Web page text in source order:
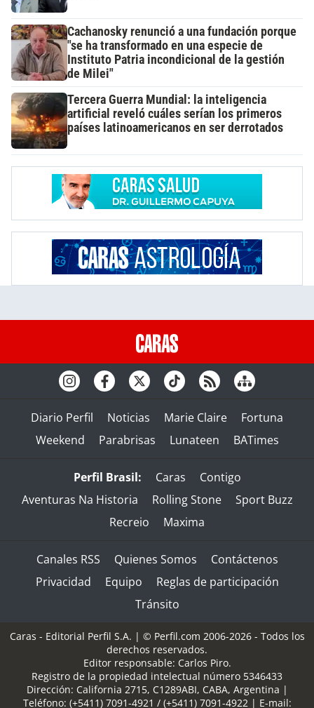
Cachanosky renunció a una fundación porque
"se ha transformado en una especie de
Instituto Patria incondicional de la gestión
de Milei"
Tercera Guerra Mundial: la inteligencia
artificial reveló cuáles serían los primeros
países latinoamericanos en ser derrotados
Diario Perfil Noticias Marie Claire
Fortuna
Weekend
Parabrisas Lunateen BATimes
Perfil Brasil: Caras
Contigo
Aventuras Na Historia
Rolling Stone
Sport Buzz
Recreio
Maxima
Canales RSS Quienes Somos
Contáctenos
Privacidad
Equipo
Reglas de participación
Tránsito
Caras - Editorial Perfil S.A. | © Perfil.com 2006-2026 - Todos los
derechos reservados.
Editor responsable: Carlos Piro.
Registro de la propiedad intelectual número 5346433
Dirección: California 2715, C1289ABI, CABA, Argentina |
Teléfono: (+5411) 7091-4921 / (+5411) 7091-4922| E-mail: